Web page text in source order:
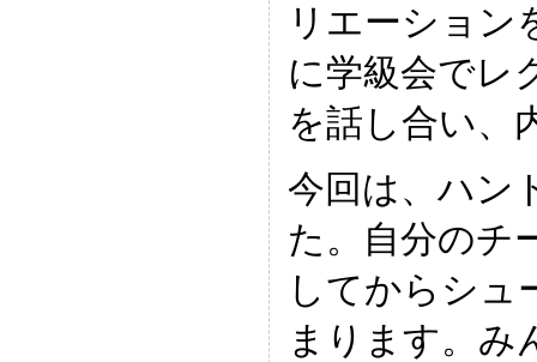
リエーション
に学級会でレ
を話し合い、
今回は、ハン
た。自分のチ
してからシュ
まります。み